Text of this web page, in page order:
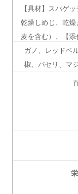
【具材】スパゲ
乾燥しめじ、乾
麦を含む）、【
ガノ、レッドベ
椒、パセリ、マ